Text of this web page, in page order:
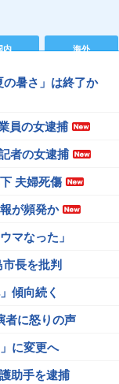
内 海外
暑さ」は終了か
員の女逮捕
者の女逮捕
夫婦死傷
が頻発か
マなった」
長を批判
傾向続く
者に怒りの声
に変更へ
助手を逮捕